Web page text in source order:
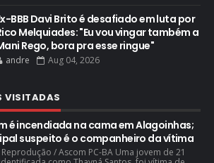
BBB Davi Brito é desafiado em luta por
Melquiades: "Eu vou vingar também a
Rego, bora pra esse ringue"
andre Aug 04, 2026
VISITADAS
é incendiada na cama em Alagoinhas;
suspeito é o companheiro da vítima
/ Ascom PC-BA Uma jovem de 21